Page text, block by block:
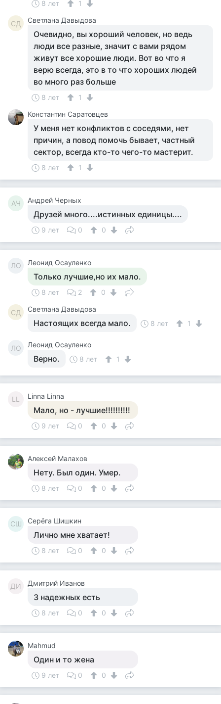
8 лет 1
СД Светлана Давыдова
Очевидно, вы хороший человек, но ведь
люди все разные, значит с вами рядом
живут все хорошие люди. Вот во что я
верю всегда, это в то что хороших людей
во много раз больше
8 лет
1
Константин Саратовцев
У меня нет конфликтов с соседями, нет
причин, а повод помочь бывает, частный
сектор, всегда кто-то чего-то мастерит.
8 лет 1
АЧ Андрей Черных
Друзей много....истинных единицы....
9 лет 0 0
ЛО Леонид Осауленко
Только лучшие,но их мало.
8 лет 2 0
СД Светлана Давыдова
Настоящих всегда мало. 8 лет 1
ЛО Леонид Осауленко
Верно. 8 лет 1
LL Linna Linna
Мало, но - лучшие!!!!!!!!!!
9 лет 0 0
Алексей Малахов
Нету. Был один. Умер.
8 лет 0 0
СШ Серёга Шишкин
Лично мне хватает!
8 лет 0 0
ДИ Дмитрий Иванов
3 надежных есть
8 лет 0 0
Mahmud
Один и то жена
9 лет 0 0